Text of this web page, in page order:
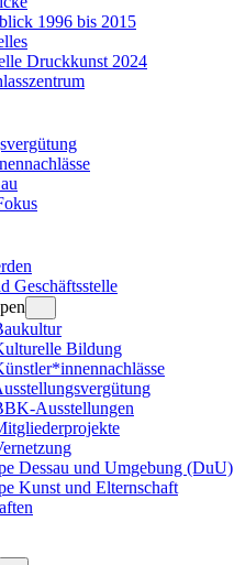
1996 bis 2015
Druckkunst 2024
Geschäftsstelle
Bildung
Ausstellungen
Dessau und Umgebung (DuU)
Kunst und Elternschaft